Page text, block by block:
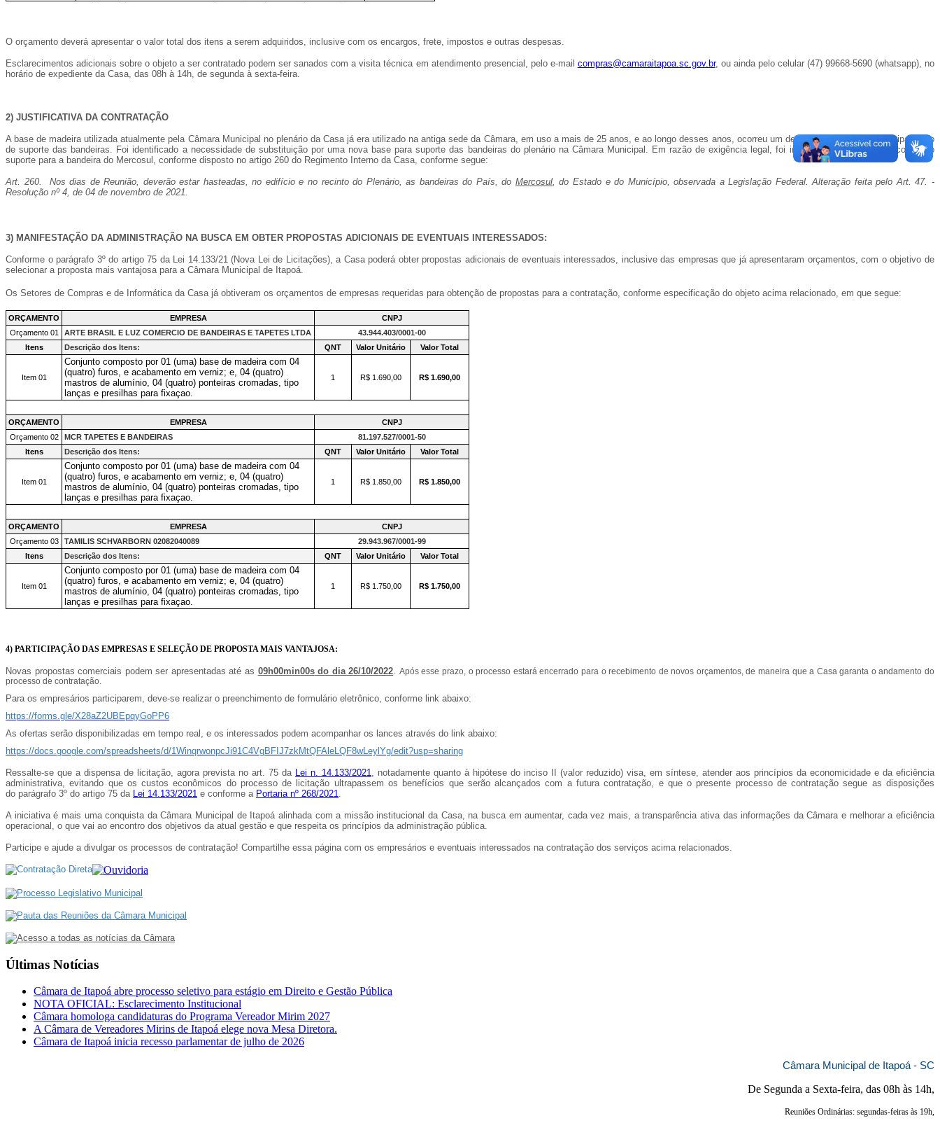
O orçamento deverá apresentar o valor total dos itens a serem adquiridos, inclusive com os encargos, frete, impostos e outras despesas.
Esclarecimentos adicionais sobre o objeto a ser contratado podem ser sanados com a visita técnica em atendimento presencial, pelo e-mail compras@camaraitapoa.sc.gov.br, ou ainda pelo celular (47) 99668-5690 (whatsapp), no
horário de expediente da Casa, das 08h à 14h, de segunda à sexta-feira.
2) JUSTIFICATIVA DA CONTRATAÇÃO
A base de madeira utilizada atualmente pela Câmara Municipal no plenário da Casa já era utilizado na antiga sede da Câmara, em uso a mais de 25 anos, e ao longo desses anos, ocorreu um desgaste natural desse equipamento
de suporte das bandeiras. Foi identificado a necessidade de substituição por uma nova base para suporte das bandeiras do plenário na Câmara Municipal. Em razão de exigência legal, foi incluído na requisição de compra o
suporte para a bandeira do Mercosul, conforme disposto no artigo 260 do Regimento Interno da Casa, conforme segue:
Art. 260. Nos dias de Reunião, deverão estar hasteadas, no edifício e no recinto do Plenário, as bandeiras do País, do Mercosul, do Estado e do Município, observada a Legislação Federal. Alteração feita pelo Art. 47. -
Resolução nº 4, de 04 de novembro de 2021.
3) MANIFESTAÇÃO DA ADMINISTRAÇÃO NA BUSCA EM OBTER PROPOSTAS ADICIONAIS DE EVENTUAIS INTERESSADOS:
Conforme o parágrafo 3º do artigo 75 da Lei 14.133/21 (Nova Lei de Licitações), a Casa poderá obter propostas adicionais de eventuais interessados, inclusive das empresas que já apresentaram orçamentos, com o objetivo de
selecionar a proposta mais vantajosa para a Câmara Municipal de Itapoá.
Os Setores de Compras e de Informática da Casa já obtiveram os orçamentos de empresas requeridas para obtenção de propostas para a contratação, conforme especificação do objeto acima relacionado, em que segue:
ORÇAMENTO EMPRESA
CNPJ
Orçamento 01
ARTE BRASIL E LUZ COMERCIO DE BANDEIRAS E TAPETES LTDA
43.944.403/0001-00
Itens
Descrição dos Itens: QNT Valor Unitário Valor Total
Item 01
Conjunto composto por 01 (uma) base de madeira com 04
(quatro) furos, e acabamento em verniz; e, 04 (quatro)
mastros de alumínio, 04 (quatro) ponteiras cromadas, tipo
lanças e presilhas para fixaçao.
1 R$ 1.690,00 R$ 1.690,00
ORÇAMENTO EMPRESA
CNPJ
Orçamento 02
MCR TAPETES E BANDEIRAS
81.197.527/0001-50
Itens
Descrição dos Itens: QNT Valor Unitário Valor Total
Item 01
Conjunto composto por 01 (uma) base de madeira com 04
(quatro) furos, e acabamento em verniz; e, 04 (quatro)
mastros de alumínio, 04 (quatro) ponteiras cromadas, tipo
lanças e presilhas para fixaçao.
1 R$ 1.850,00 R$ 1.850,00
ORÇAMENTO EMPRESA
CNPJ
Orçamento 03
TAMILIS SCHVARBORN 02082040089
29.943.967/0001-99
Itens
Descrição dos Itens: QNT Valor Unitário Valor Total
Item 01
Conjunto composto por 01 (uma) base de madeira com 04
(quatro) furos, e acabamento em verniz; e, 04 (quatro)
mastros de alumínio, 04 (quatro) ponteiras cromadas, tipo
lanças e presilhas para fixaçao.
1 R$ 1.750,00 R$ 1.750,00
4) PARTICIPAÇÃO DAS EMPRESAS E SELEÇÃO DE PROPOSTA MAIS VANTAJOSA:
Novas propostas comerciais podem ser apresentadas até as 09h00min00sdo dia 26/10/2022
Após esse prazo, o processo estará encerrado para o recebimento de novos orçamentos, de maneira que a Casa garanta o andamento do
processo de contratação.
Para os empresários participarem, deve-se realizar o preenchimento de formulário eletrônico, conforme link abaixo:
https://forms.gle/X28aZ2UBEpqyGoPP6
As ofertas serão disponibilizadas em tempo real, e os interessados podem acompanhar os lances através do link abaixo:
https://docs.google.com/spreadsheets/d/1WinqrwonpcJi91C4VgBFIJ7zkMtQFAleLQF8wLeylYg/edit?usp=sharing
Ressalte-se que a dispensa de licitação, agora prevista no art. 75 da Lei n. 14.133/2021
, notadamente quanto à hipótese do inciso II (valor reduzido) visa, em síntese, atender aos princípios da economicidade e da eficiência
administrativa, evitando que os custos econômicos do processo de licitação ultrapassem os benefícios que serão alcançados com a futura contratação, e que o presente processo de contratação segue as disposições
do parágrafo 3º do artigo 75 da Lei 14.133/2021 e conforme a Portaria nº 268/2021
A iniciativa é mais uma conquista da Câmara Municipal de Itapoá alinhada com a missão institucional da Casa, na busca em aumentar, cada vez mais, a transparência ativa das informações da Câmara e melhorar a eficiência
operacional, o que vai ao encontro dos objetivos da atual gestão e que respeita os princípios da administração pública.
Participe e ajude a divulgar os processos de contratação! Compartilhe essa página com os empresários e eventuais interessados na contratação dos serviços acima relacionados.
Últimas Notícias
Câmara de Itapoá abre processo seletivo para estágio em Direito e Gestão Pública
NOTA OFICIAL: Esclarecimento Institucional
Câmara homologa candidaturas do Programa Vereador Mirim 2027
A Câmara de Vereadores Mirins de Itapoá elege nova Mesa Diretora.
Câmara de Itapoá inicia recesso parlamentar de julho de 2026
Câmara Municipal de Itapoá - SC
De Segunda a Sexta-feira, das 08h às 14h,
Reuniões Ordinárias: segundas-feiras às 19h,